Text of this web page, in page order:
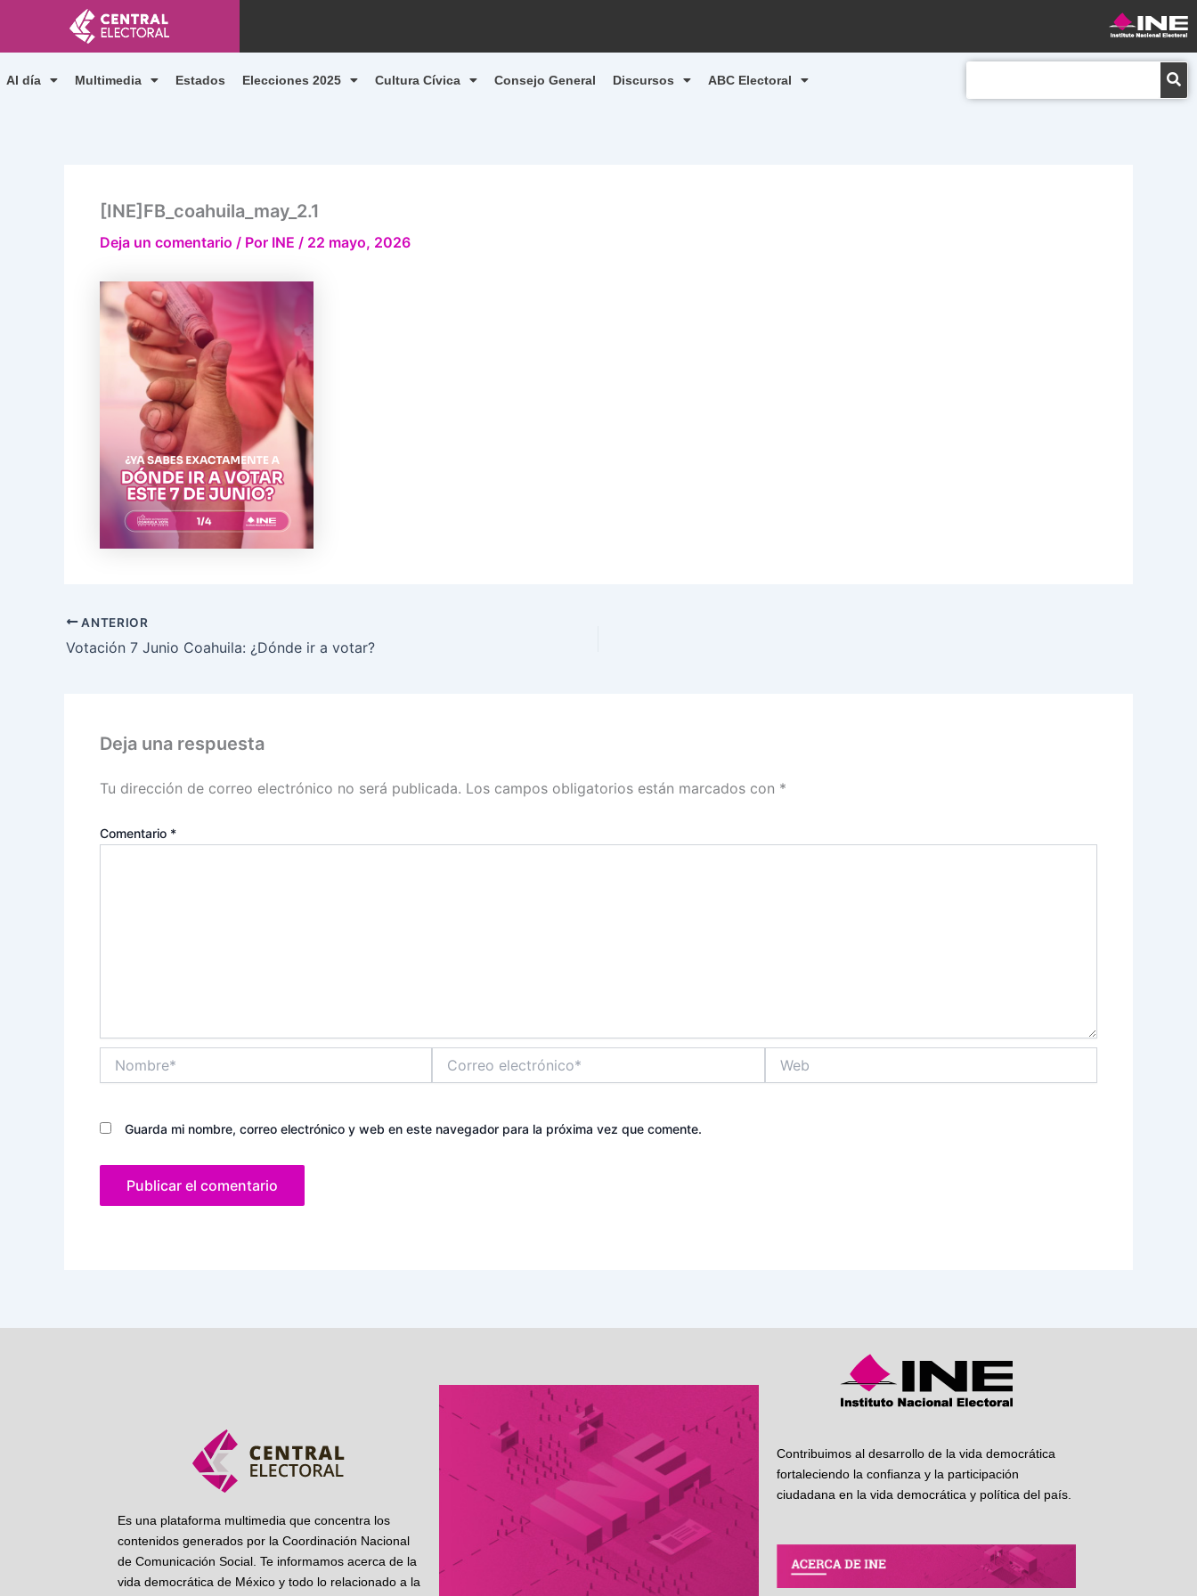
contenido
Al día Multimedia Estados Elecciones 2025 Cultura Cívica Consejo General Discursos ABC Electoral
[INE]FB_coahuila_may_2.1
Deja un comentario / Por INE / 22 mayo, 2026
ANTERIOR
Votación 7 Junio Coahuila: ¿Dónde ir a votar?
Deja una respuesta
Tu dirección de correo electrónico no será publicada. Los campos obligatorios están marcados con *
Comentario *
electrónico*
Guarda mi nombre, correo electrónico y web en este navegador para la próxima vez que comente.
Es una plataforma multimedia que concentra los
contenidos generados por la Coordinación Nacional
de Comunicación Social. Te informamos acerca de la
vida democrática de México y todo lo relacionado a la
Contribuimos al desarrollo de la vida democrática
fortaleciendo la confianza y la participación
ciudadana en la vida democrática y política del país.